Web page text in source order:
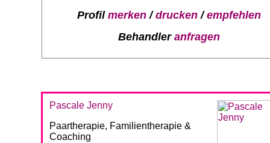
Profil merken/drucken/empfehlen
Behandler anfragen
Pascale Jenny
Paartherapie, Familientherapie &
Coaching